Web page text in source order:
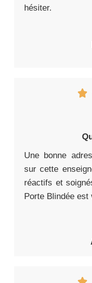
hésiter.
Une bonne
sur cette
réactifs et
Porte Blindée est